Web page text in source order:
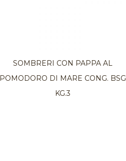
SOMBRERI CON PAPPA AL
POMODORO DI MARE CONG. BSG
KG.3